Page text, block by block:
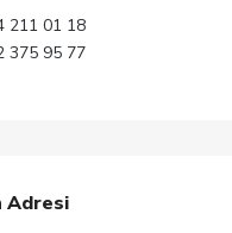
211 01 18
375 95 77
Adresi